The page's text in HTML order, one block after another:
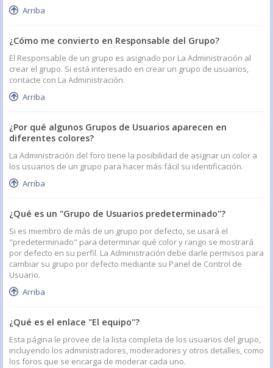
Arriba
¿Cómo me convierto en Responsable del Grupo?
El Responsable de un grupo es asignado por La Administración al
crear el grupo. Si está interesado en crear un grupo de usuarios,
contacte con La Administración.
Arriba
¿Por qué algunos Grupos de Usuarios aparecen en
diferentes colores?
La Administración del foro tiene la posibilidad de asignar un color a
los usuarios de un grupo para hacer más fácil su identificación.
Arriba
¿Qué es un "Grupo de Usuarios predeterminado"?
Si es miembro de más de un grupo por defecto, se usará el
"predeterminado" para determinar qué color y rango se mostrará
por defecto en su perfil. La Administración debe darle permisos para
cambiar su grupo por defecto mediante su Panel de Control de
Usuario.
Arriba
¿Qué es el enlace "El equipo"?
Esta página le provee de la lista completa de los usuarios del grupo,
incluyendo los administradores, moderadores y otros detalles, como
los foros que se encarga de moderar cada uno.